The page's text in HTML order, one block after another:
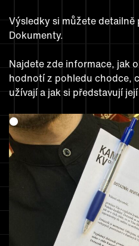
Výsledky si můžete
Dokumenty.
Najdete zde informace, jak
hodnotí z pohledu chodce,
užívají a jak si představují